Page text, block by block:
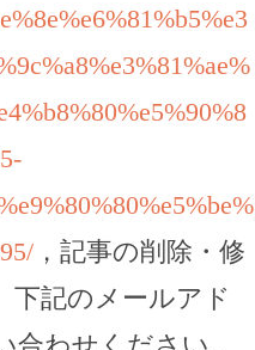
，記事の削除・修
下記のメールアド